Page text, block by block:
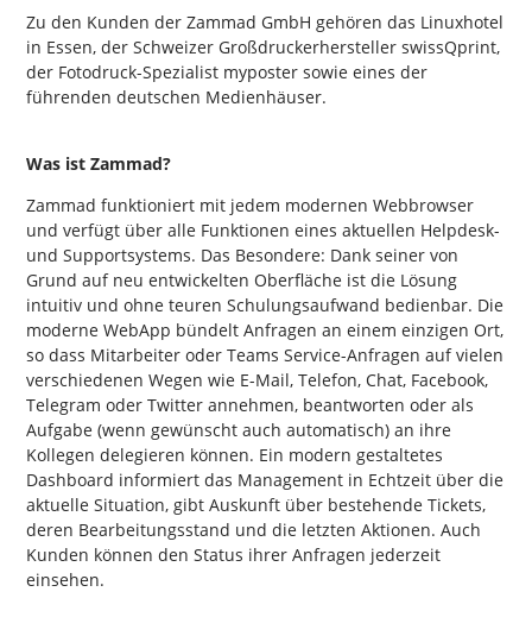
Zu den Kunden der Zammad GmbH gehören das Linuxhotel
in Essen, der Schweizer Großdruckerhersteller swissQprint,
der Fotodruck-Spezialist myposter sowie eines der
führenden deutschen Medienhäuser.
Was ist Zammad?
Zammad funktioniert mit jedem modernen Webbrowser
und verfügt über alle Funktionen eines aktuellen Helpdesk-
und Supportsystems. Das Besondere: Dank seiner von
Grund auf neu entwickelten Oberfläche ist die Lösung
intuitiv und ohne teuren Schulungsaufwand bedienbar. Die
moderne WebApp bündelt Anfragen an einem einzigen Ort,
so dass Mitarbeiter oder Teams Service-Anfragen auf vielen
verschiedenen Wegen wie E-Mail, Telefon, Chat, Facebook,
Telegram oder Twitter annehmen, beantworten oder als
Aufgabe (wenn gewünscht auch automatisch) an ihre
Kollegen delegieren können. Ein modern gestaltetes
Dashboard informiert das Management in Echtzeit über die
aktuelle Situation, gibt Auskunft über bestehende Tickets,
deren Bearbeitungsstand und die letzten Aktionen. Auch
Kunden können den Status ihrer Anfragen jederzeit
einsehen.